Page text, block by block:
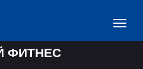
ФИТНЕС